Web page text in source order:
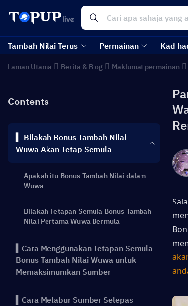
Tambah Nilai Terus Permainan Kad
Laman Utama Berita & Blog Maklumat permainan
Contents
▍ Bilakah Bonus Tambah Nilai
Wuwa Akan Tetap Semula
Apakah itu Bonus Tambah Nilai dalam
Wuwa
Bilakah Tetapan Semula Bonus Tambah
Nilai Pertama Wuwa Bermula
▍Cara Menggunakan Tetapan Semula
Bonus Tambah Nilai Wuwa untuk
Memaksimumkan Sumber
▍Cara Melabur Sumber Selepas